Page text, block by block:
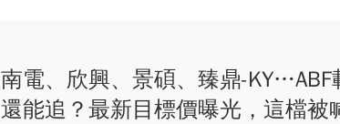
南電、欣興、景碩、臻鼎-KY…ABF
還能追？最新目標價曝光，這檔被